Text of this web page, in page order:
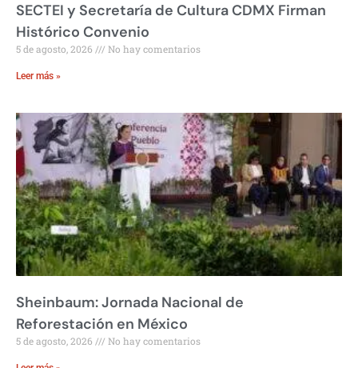
SECTEI y Secretaría de Cultura CDMX Firman
Histórico Convenio
5 de agosto, 2026 No hay comentarios
Leer más »
Sheinbaum: Jornada Nacional de
Reforestación en México
5 de agosto, 2026 No hay comentarios